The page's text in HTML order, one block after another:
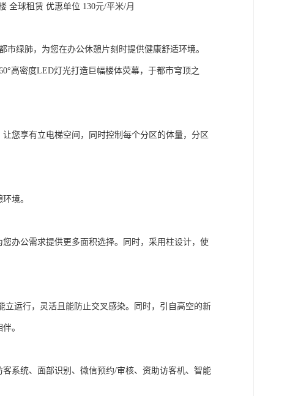
全球租赁 优惠单位 130元/平米/月
绿肺，为您在办公休憩片刻时提供健康舒适环境。
高密度LED灯光打造巨幅楼体荧幕，于都市穹顶之
您享有立电梯空间，同时控制每个分区的体量，分区
境。
办公需求提供更多面积选择。同时，采用柱设计，使
运行，灵活且能防止交叉感染。同时，引自高空的新
。
系统、面部识别、微信预约/审核、资助访客机、智能